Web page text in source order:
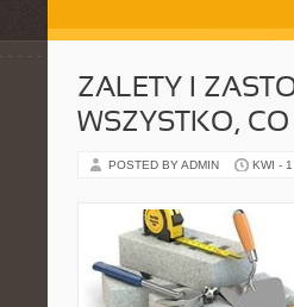
ZALETY I
WSZYSTKO,
POSTED BY ADMIN KWI -